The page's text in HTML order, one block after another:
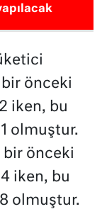
önceki
iken, bu
olmuştur.
bir önceki
iken, bu
olmuştur.